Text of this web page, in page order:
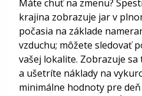
Máte chuť na zmenu?
krajina zobrazuje jar v
počasia na základe
vzduchu; môžete sledovať
vašej lokalite. Zobrazuje
a ušetríte náklady na
minimálne hodnoty pre